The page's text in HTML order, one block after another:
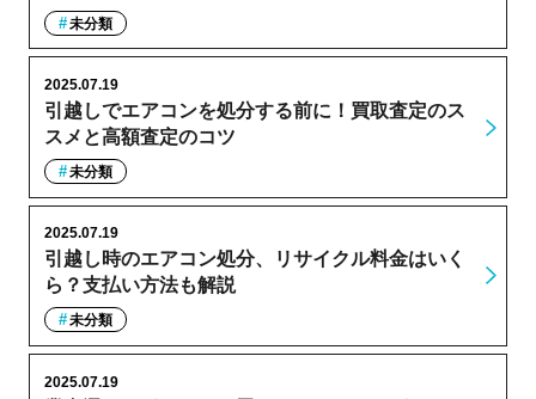
未分類
引越しでエアコンを処分する前に！買取査定のス
スメと高額査定のコツ
2025.07.19
未分類
引越し時のエアコン処分、リサイクル料金はいく
ら？支払い方法も解説
2025.07.19
未分類
2025.07.19